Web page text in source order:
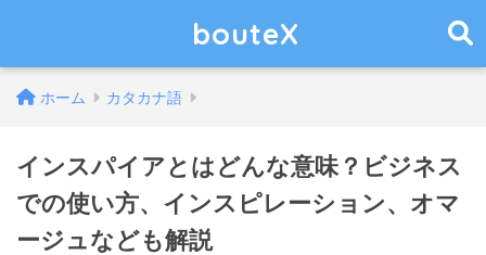
bouteX
ホーム カタカナ語
インスパイアとはどんな意味？ビジネス
での使い方、インスピレーション、オマ
ージュなども解説